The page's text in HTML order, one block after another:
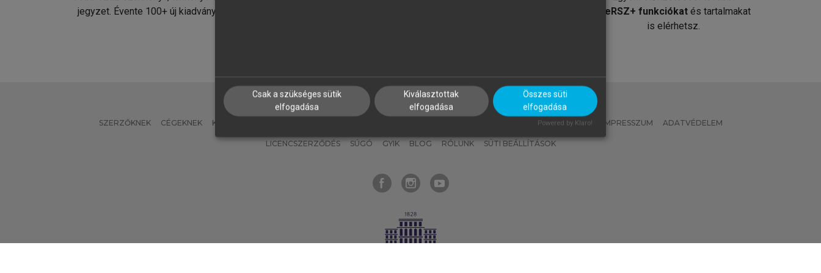
jegyzet. Évente 100+ új kiadvány.
MeRSZ+ funkciókat és tartalmakat
is elérhetsz.
SZERZŐKNEK CÉGEKNEK KÖNYVTÁROSOKNAK MI – ÁLTALÁNOS IRÁNYELVEK IMPRESSZUM ADATVÉDELEM
LICENCSZERZŐDÉS SÚGÓ GYIK BLOG RÓLUNK SÜTI BEÁLLÍTÁSOK
Csak a szükséges sütik
elfogadása
Kiválasztottak
elfogadása
Összes süti
elfogadása
Powered by Klaro!